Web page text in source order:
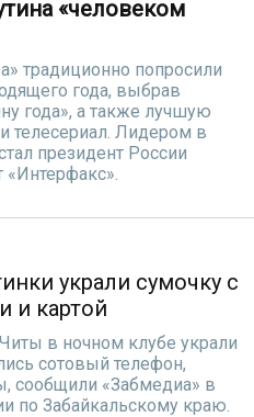
«человеком
традиционно попросили
года, выбрав
года», а также лучшую
телесериал. Лидером в
президент России
украли сумочку с
и картой
в ночном клубе украли
сотовый телефон,
сообщили «Забмедиа» в
по Забайкальскому краю.